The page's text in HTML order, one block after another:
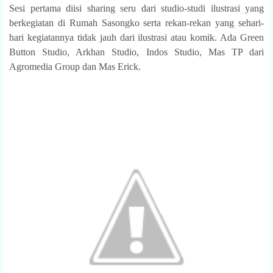
Sesi pertama diisi sharing seru dari studio-studi ilustrasi yang
berkegiatan di Rumah Sasongko serta rekan-rekan yang sehari-
hari kegiatannya tidak jauh dari ilustrasi atau komik. Ada Green
Button Studio, Arkhan Studio, Indos Studio, Mas TP dari
Agromedia Group dan Mas Erick.